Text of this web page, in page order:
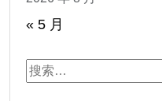
« 5 月
搜
索：